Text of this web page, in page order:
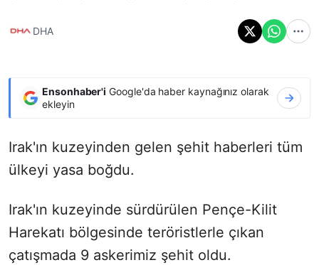
DHA
Ensonhaber'i Google'da haber kaynağınız olarak
ekleyin
Irak'ın kuzeyinden gelen şehit haberleri tüm
ülkeyi yasa boğdu.
Irak'ın kuzeyinde sürdürülen Pençe-Kilit
Harekatı bölgesinde teröristlerle çıkan
çatışmada 9 askerimiz şehit oldu.